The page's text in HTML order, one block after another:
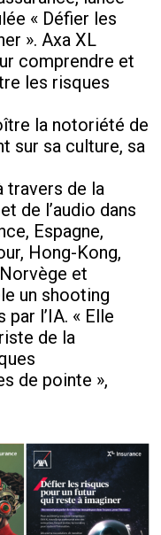
« Défier les
». Axa XL
comprendre et
les risques
la notoriété de
sur sa culture, sa
travers de la
de l’audio dans
Espagne,
Hong-Kong,
et
un shooting
l’IA. « Elle
de la
de pointe »,